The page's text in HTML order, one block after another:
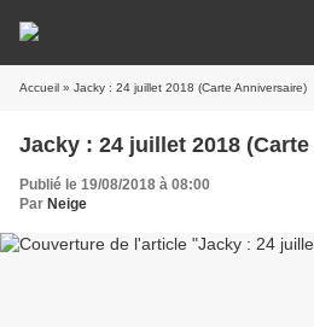
Accueil » Jacky : 24 juillet 2018 (Carte Anniversaire)
Jacky : 24 juillet 2018
Publié le 19/08/2018 à 08:00
Par Neige